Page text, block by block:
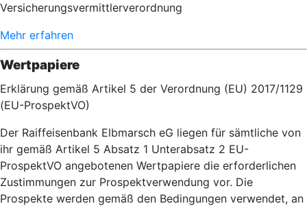
Versicherungsvermittlerverordnung
Mehr erfahren
Wertpapiere
Erklärung gemäß Artikel 5 der Verordnung (EU) 2017/1129
(EU-ProspektVO)
Der Raiffeisenbank Elbmarsch eG liegen für sämtliche von
ihr gemäß Artikel 5 Absatz 1 Unterabsatz 2 EU-
ProspektVO angebotenen Wertpapiere die erforderlichen
Zustimmungen zur Prospektverwendung vor. Die
Prospekte werden gemäß den Bedingungen verwendet, an